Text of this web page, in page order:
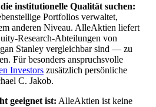
institutionelle Qualität suchen:
Portfolios verwaltet,
anderen Niveau. AlleAktien liefert
Research-Abteilungen von
Stanley vergleichbar sind — zu
Für besonders anspruchsvolle
Investors zusätzlich persönliche
C. Jakob.
geeignet ist: AlleAktien ist keine